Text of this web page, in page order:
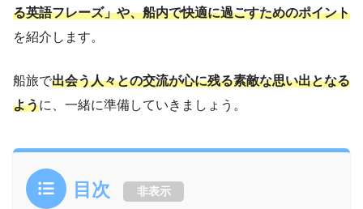
る英語フレーズ」や、船内で快適に過ごすためのポイント
を紹介します。
船旅で出会う人々との交流が心に残る素敵な思い出となる
ように、一緒に準備していきましょう。
目次 非表示